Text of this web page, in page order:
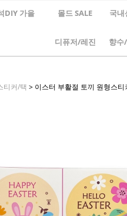
DIY 가을 몰드 SALE 국내
디퓨저/레진
티커/택 > 이스터 부활절 토끼 원형스